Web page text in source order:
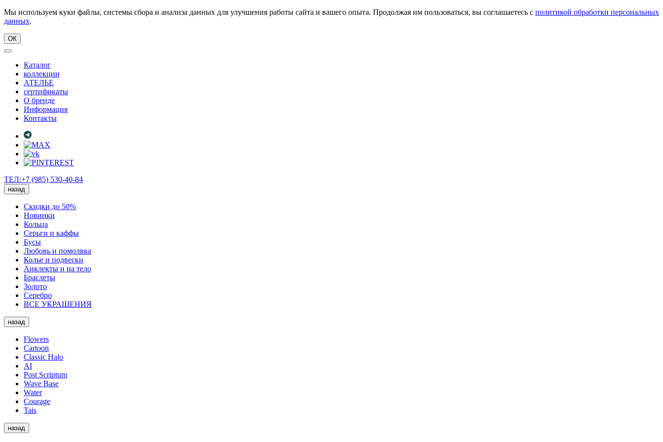
Мы используем куки файлы, системы сбора и анализа данных для улучшения работы сайта и вашего опыта. Продолжая им пользоваться, вы соглашаетесь с политикой обработки персональных
данных.
ОК
Каталог
коллекции
АТЕЛЬЕ
сертификаты
О бренде
Информация
Контакты
ТЕЛ:+7 (985) 530-40-84
назад
Скидки до 50%
Новинки
Кольца
Серьги и каффы
Бусы
Любовь и помолвка
Колье и подвески
Анклекты и на тело
Браслеты
Золото
Серебро
ВСЕ УКРАШЕНИЯ
назад
Flowers
Cartoon
Classic Halo
AI
Post Scriptum
Wave Base
Water
Courage
Tais
назад